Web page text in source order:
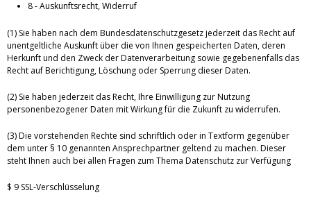
8 - Auskunftsrecht, Widerruf
(1) Sie haben nach dem Bundesdatenschutzgesetz jederzeit das Recht auf
unentgeltliche Auskunft über die von Ihnen gespeicherten Daten, deren
Herkunft und den Zweck der Datenverarbeitung sowie gegebenenfalls das
Recht auf Berichtigung, Löschung oder Sperrung dieser Daten.
(2) Sie haben jederzeit das Recht, Ihre Einwilligung zur Nutzung
personenbezogener Daten mit Wirkung für die Zukunft zu widerrufen.
(3) Die vorstehenden Rechte sind schriftlich oder in Textform gegenüber
dem unter § 10 genannten Ansprechpartner geltend zu machen. Dieser
steht Ihnen auch bei allen Fragen zum Thema Datenschutz zur Verfügung
$ 9 SSL-Verschlüsselung